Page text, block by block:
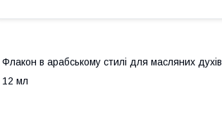
Флакон в арабському стилі для масляних духів
12 мл